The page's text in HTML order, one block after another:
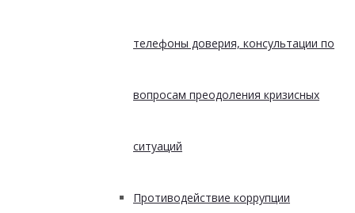
телефоны доверия, консультации по
вопросам преодоления кризисных
ситуаций
Противодействие коррупции